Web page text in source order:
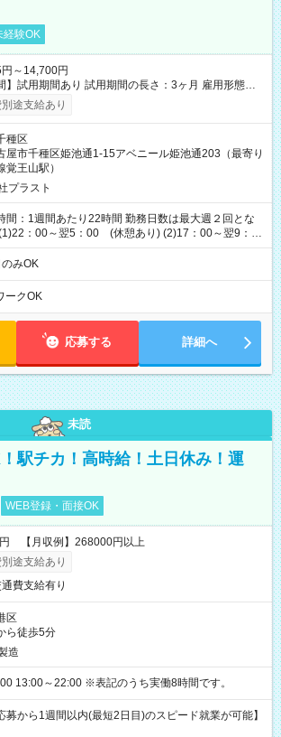
経験OK
～14,700円
】試用期間あり 試用期間の長さ：3ヶ月 雇用形態、
用時と同じです。
途支給あり
種区
屋市千種区姫池通1-15アベニール姫池通203（最寄り
覚王山駅）
プラスト
間：1週間あたり22時間 勤務日数は最大週２回とな
：00～翌5：00 (休憩あり) (2)17：00～翌9：
定提出済 平均労働時間：1週間あたり22
数は最大週２回となります。 (1)22：00～翌5：00
みOK
ークOK
応募する 詳細へ
未読
駅チカ！高時給！土日休み！運
WEB登録・面接OK
【月収例】268000円以上
途支給あり
費支給有り
区
ら徒歩5分
造
22:00～7:00 13:00～22:00 ※表記のうち実働8時間です。
募から1週間以内(最短2日目)のスピード就業が可能】